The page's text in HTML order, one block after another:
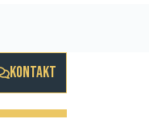
KONTAKT